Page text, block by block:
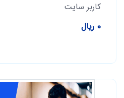
کاربر سایت
0 ریال